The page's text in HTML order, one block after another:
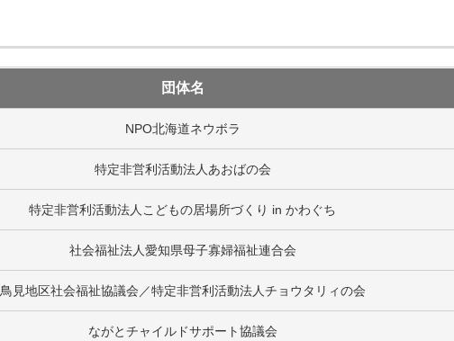
団体名
NPO北海道ネウボラ
特定非営利活動法人あおばの会
特定非営利活動法人こどもの居場所づくり in かわぐち
社会福祉法人愛知県母子寡婦福祉連合会
鳥見地区社会福祉協議会／特定非営利活動法人チョウタリィの会
ながとチャイルドサポート協議会